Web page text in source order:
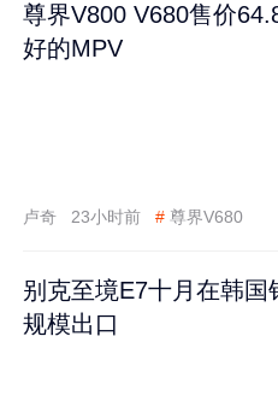
尊界V800 V680售价
好的MPV
卢奇 23小时前 # 尊界V680
别克至境E7十月在韩
规模出口